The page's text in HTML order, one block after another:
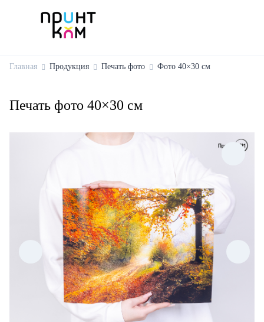
Главная Продукция Печать фото Фото 40×30 см
Печать фото 40×30 см